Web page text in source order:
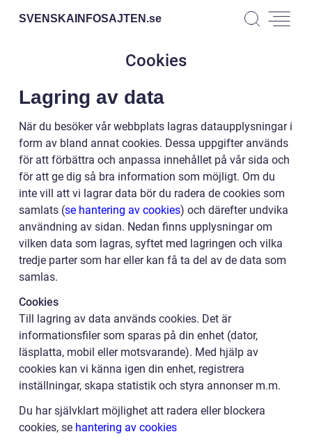
SVENSKAINFOSAJTEN.se
Cookies
Lagring av data
När du besöker vår webbplats lagras dataupplysningar i
form av bland annat cookies. Dessa uppgifter används
för att förbättra och anpassa innehållet på vår sida och
för att ge dig så bra information som möjligt. Om du
inte vill att vi lagrar data bör du radera de cookies som
samlats (se hantering av cookies) och därefter undvika
användning av sidan. Nedan finns upplysningar om
vilken data som lagras, syftet med lagringen och vilka
tredje parter som har eller kan få ta del av de data som
samlas.
Cookies
Till lagring av data används cookies. Det är
informationsfiler som sparas på din enhet (dator,
läsplatta, mobil eller motsvarande). Med hjälp av
cookies kan vi känna igen din enhet, registrera
inställningar, skapa statistik och styra annonser m.m.
Du har självklart möjlighet att radera eller blockera
cookies, se hantering av cookies